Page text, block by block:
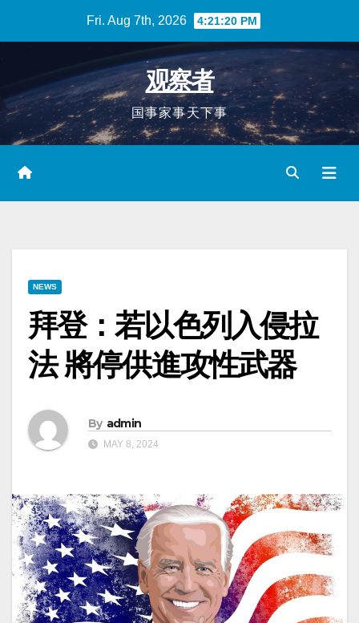
Fri. Aug 7th, 2026 4:21:20 PM
观察者
国事家事天下事
NEWS
拜登：若以色列入侵拉
法 將停供進攻性武器
By admin
MAY 8, 2024